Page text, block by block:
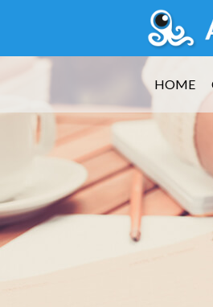
HOME